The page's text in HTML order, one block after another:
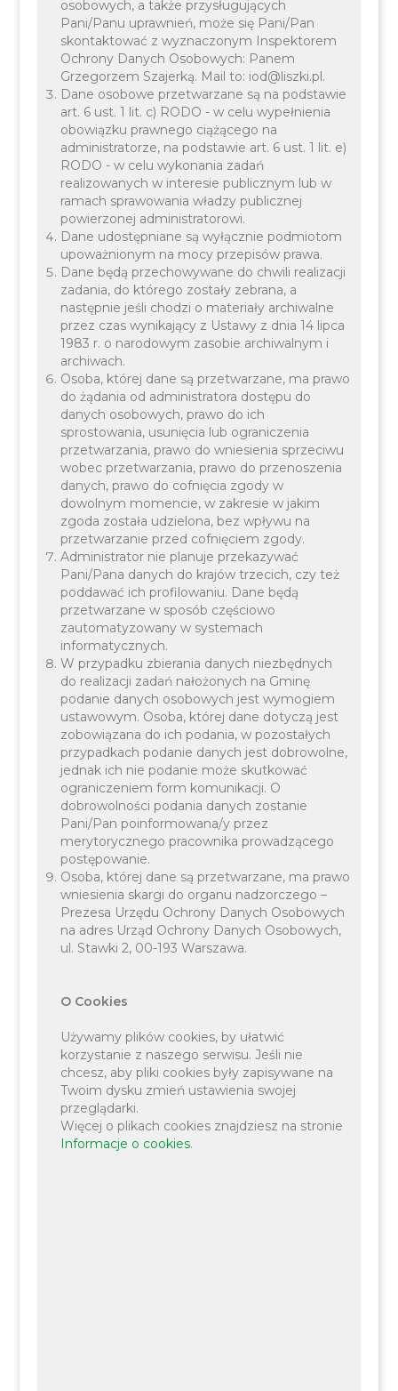
wakacyjnych dyżurów
przedszkola i oddziałów
przedszkolnych na
terenie Gminy Liszki w
roku szkolnym 2023/2024
Informuję, iż w związku z dużą ilością zapisów
dzieci na dyżur wakacyjny w oddziałach
przedszkolnych, znacznie przekraczającą ilość
zaplanowanych miejsc w poszczególnych
oddziałach przedszkolnych, Gmina Liszki w
okresie do połowy maja br. ustali nowy plan
pełnienia dyżurów wakacyjnych dla oddziałów
przedszkolnych w roku szkolnym 2023/2024.
Działanie to jest niezbędne w celu zapewnienia
dzieciom przedszkolnym właściwej i
wystarczającej opieki podczas przerwy wakacyjnej.
Informacja odnośnie zmiany dyżuru zostanie
podana na stronie internetowej Gminy Liszki, a
także poprzez wszystkie szkoły podstawowe na
osobowych, a także przysługujących
Pani/Panu uprawnień, może się Pani/Pan
skontaktować z wyznaczonym Inspektorem
Ochrony Danych Osobowych: Panem
Grzegorzem Szajerką. Mail to: iod@liszki.pl.
Dane osobowe przetwarzane są na podstawie
art. 6 ust. 1 lit. c) RODO - w celu wypełnienia
obowiązku prawnego ciążącego na
administratorze, na podstawie art. 6 ust. 1 lit. e)
RODO - w celu wykonania zadań
realizowanych w interesie publicznym lub w
ramach sprawowania władzy publicznej
powierzonej administratorowi.
Dane udostępniane są wyłącznie podmiotom
upoważnionym na mocy przepisów prawa.
Dane będą przechowywane do chwili realizacji
zadania, do którego zostały zebrana, a
następnie jeśli chodzi o materiały archiwalne
przez czas wynikający z Ustawy z dnia 14 lipca
1983 r. o narodowym zasobie archiwalnym i
archiwach.
Osoba, której dane są przetwarzane, ma prawo
do żądania od administratora dostępu do
danych osobowych, prawo do ich
sprostowania, usunięcia lub ograniczenia
przetwarzania, prawo do wniesienia sprzeciwu
wobec przetwarzania, prawo do przenoszenia
danych, prawo do cofnięcia zgody w
dowolnym momencie, w zakresie w jakim
zgoda została udzielona, bez wpływu na
przetwarzanie przed cofnięciem zgody.
Administrator nie planuje przekazywać
Pani/Pana danych do krajów trzecich, czy też
poddawać ich profilowaniu. Dane będą
przetwarzane w sposób częściowo
zautomatyzowany w systemach
informatycznych.
W przypadku zbierania danych niezbędnych
do realizacji zadań nałożonych na Gminę
podanie danych osobowych jest wymogiem
ustawowym. Osoba, której dane dotyczą jest
zobowiązana do ich podania, w pozostałych
przypadkach podanie danych jest dobrowolne,
jednak ich nie podanie może skutkować
ograniczeniem form komunikacji. O
dobrowolności podania danych zostanie
Pani/Pan poinformowana/y przez
merytorycznego pracownika prowadzącego
postępowanie.
Osoba, której dane są przetwarzane, ma prawo
wniesienia skargi do organu nadzorczego –
Prezesa Urzędu Ochrony Danych Osobowych
na adres Urząd Ochrony Danych Osobowych,
ul. Stawki 2, 00-193 Warszawa.
O Cookies
Używamy plików cookies, by ułatwić
korzystanie z naszego serwisu. Jeśli nie
chcesz, aby pliki cookies były zapisywane na
Twoim dysku zmień ustawienia swojej
przeglądarki.
Więcej o plikach cookies znajdziesz na stronie
Informacje o cookies.